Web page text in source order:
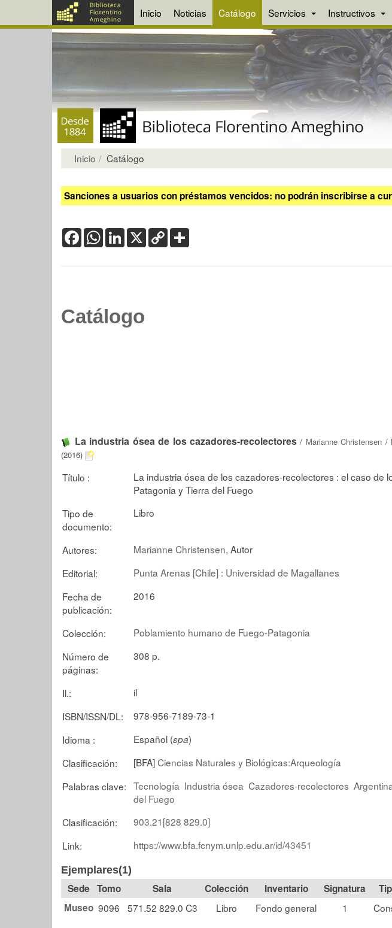
Inicio Noticias Catálogo Servicios Instructivos
Inicio Catálogo
Sanciones a usuarios con préstamos vencidos: no podrán inscribirse a
FacebookWhatsApp
LinkedIn
X Copy
Link
Catálogo
La industria ósea de los cazadores-recolectores / Marianne Christensen /
(2016)
Título :
La industria ósea de los cazadores-recolectores : el caso de
Patagonia y Tierra del Fuego
Tipo de
documento:
Libro
Autores: Marianne Christensen, Autor
Editorial:
Punta Arenas [Chile] : Universidad de Magallanes
Fecha de
publicación:
2016
Colección:
Poblamiento humano de Fuego-Patagonia
Número de
páginas:
308 p.
Il.:
il
ISBN/ISSN/DL:
978-956-7189-73-1
Idioma :
Español (spa)
Clasificación:
[BFA]Ciencias Naturales y Biológicas:Arqueología
Palabras clave: Tecnología Industria ósea Cazadores-recolectores
del Fuego
Clasificación:
903.21[828 829.0]
Link:
https://www.bfa.fcnym.unlp.edu.ar/id/43451
Ejemplares(1)
Tomo Sala Colección Signatura
Museo 9096 571.52 829.0 C3 Libro Fondo general 1